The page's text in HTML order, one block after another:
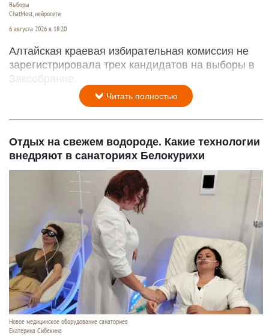
Выборы
ChatMost, нейросети
6 августа 2026 в 18:20
Алтайская краевая избирательная комиссия не
зарегистрировала трех кандидатов на выборы в
Заксобрание.
Читать полностью
Отдых на свежем водороде. Какие технологии
внедряют в санаториях Белокурихи
Новое медицинское оборудование санаториев
Екатерина Сибекина